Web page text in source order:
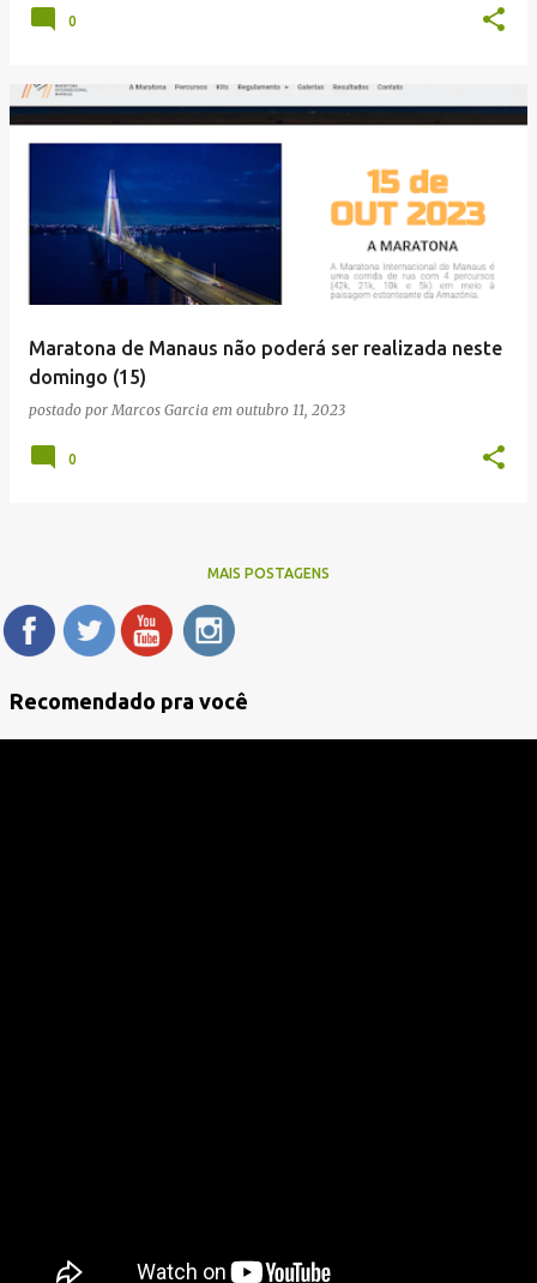
0
Maratona de Manaus não poderá ser realizada neste
domingo (15)
postado porMarcos Garcia em outubro 11, 2023
0
MAIS POSTAGENS
Recomendado pra você